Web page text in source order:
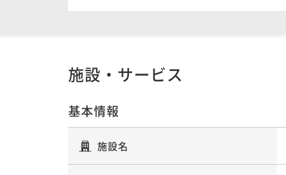
施設・サービス
基本情報
施設名